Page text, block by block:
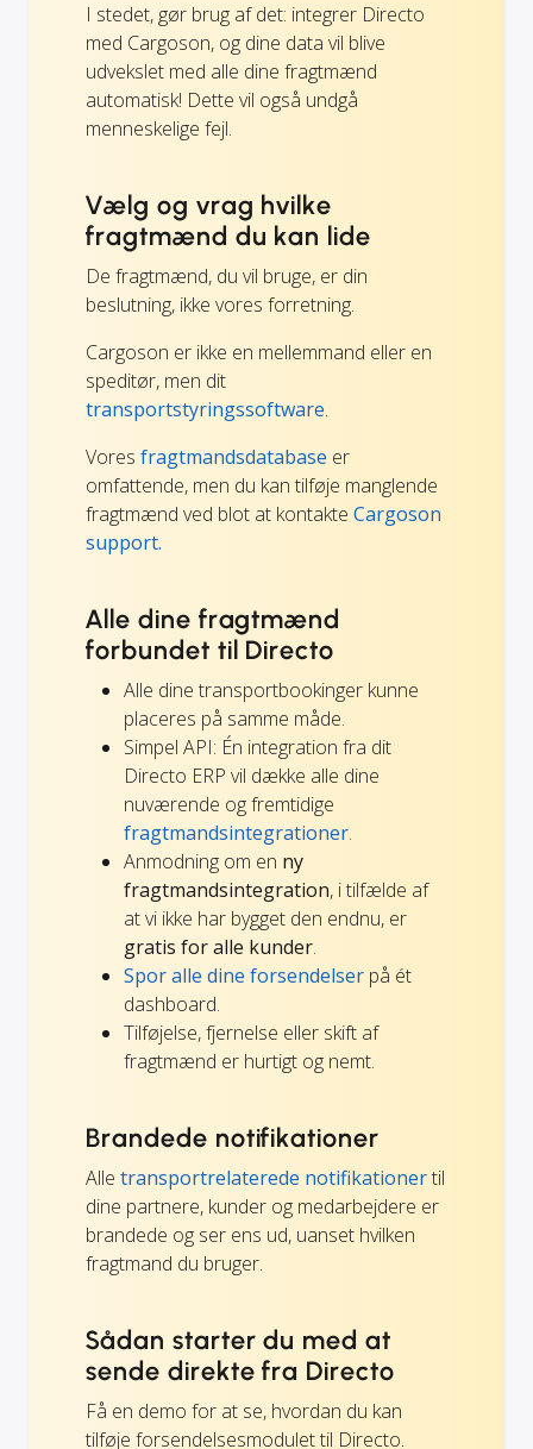
I stedet, gør brug af det: integrer Directo
med Cargoson, og dine data vil blive
udvekslet med alle dine fragtmænd
automatisk! Dette vil også undgå
menneskelige fejl.
Vælg og vrag hvilke
fragtmænd du kan lide
De fragtmænd, du vil bruge, er din
beslutning, ikke vores forretning.
Cargoson er ikke en mellemmand eller en
speditør, men dit
transportstyringssoftware.
Vores fragtmandsdatabase er
omfattende, men du kan tilføje manglende
fragtmænd ved blot at kontakte Cargoson
support.
Alle dine fragtmænd
forbundet til Directo
Alle dine transportbookinger kunne
placeres på samme måde.
Simpel API: Én integration fra dit
Directo ERP vil dække alle dine
nuværende og fremtidige
fragtmandsintegrationer.
Anmodning om en ny
fragtmandsintegration, i tilfælde af
at vi ikke har bygget den endnu, er
gratis for alle kunder.
Spor alle dine forsendelser på ét
dashboard.
Tilføjelse, fjernelse eller skift af
fragtmænd er hurtigt og nemt.
Brandede notifikationer
Alle transportrelaterede notifikationertil
dine partnere, kunder og medarbejdere er
brandede og ser ens ud, uanset hvilken
fragtmand du bruger.
Sådan starter du med at
sende direkte fra Directo
Få en demo for at se, hvordan du kan
tilføje forsendelsesmodulet til Directo.